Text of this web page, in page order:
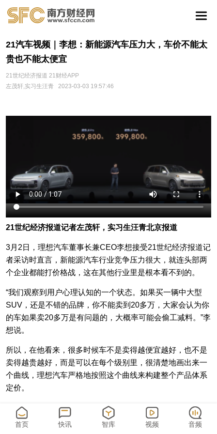
21汽车视频｜李想：新能源汽车压力大，车价不能太
贵也不能太便宜
21世纪经济报道 21财经APP
左茂轩,实习生汪青
2023-03-03 19:57:46
21世纪经济报道记者左茂轩，实习生汪青北京报道
3月2日，理想汽车董事长兼CEO李想接受21世纪经济报道记
者采访时直言，新能源汽车行业竞争压力很大，就连头部两
个企业都能打价格战，这在其他行业里是根本看不到的。
“我们观察到用户心理认知的一个状态。如果买一辆中大型
SUV，还是不错的品牌，你不能卖到20多万，大家会认为你
的车如果卖20多万是有问题的，大概率可能会偷工减料。”李
想说。
所以，在他看来，很多时候车不是卖得越便宜越好，也不是
卖得越贵越好，而是可以在每个级别里，很清楚地画出来一
个曲线，理想汽车严格地按照这个曲线来构建整个产品体系
定价。
首页 快讯 智库 视频 音频